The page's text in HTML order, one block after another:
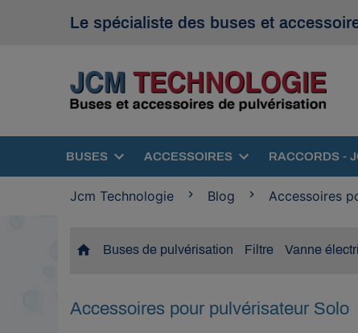
Le spécialiste des buses et
BUSES ACCESSOIRES RACCORDS -
Jcm Technologie Blog Accessoires
home Buses de pulvérisation Filtre Vanne
Accessoires pour pulvérisateur Solo